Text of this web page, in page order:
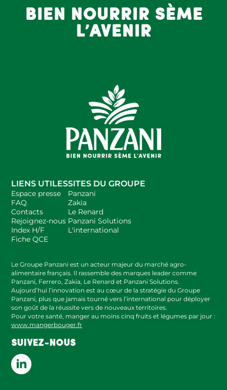
bien nourrir sème
l’avenir
LIENS UTILES
Espace presse
FAQ
Contacts
Rejoignez-nous
Index H/F
Fiche QCE
SITES DU GROUPE
Panzani
Zakia
Le Renard
Panzani Solutions
L'international
Le Groupe Panzani est un acteur majeur du marché agro-
alimentaire français. Il rassemble des marques leader comme
Panzani, Ferrero, Zakia, Le Renard et Panzani Solutions.
Aujourd’hui l’innovation est au cœur de la stratégie du Groupe
Panzani, plus que jamais tourné vers l’international pour déployer
son goût de la réussite vers de nouveaux territoires.
Pour votre santé, manger au moins cinq fruits et légumes par jour :
www.mangerbouger.fr
SUIVEZ-NOUS